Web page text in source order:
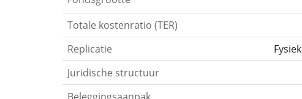
Totale kostenratio (TER)
Replicatie
Fysiek
Juridische structuur